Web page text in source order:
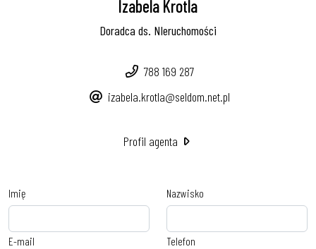
Izabela Krotla
Doradca ds. NIeruchomości
788 169 287
izabela.krotla@seldom.net.pl
Profil agenta
Imię Nazwisko
E-mail Telefon